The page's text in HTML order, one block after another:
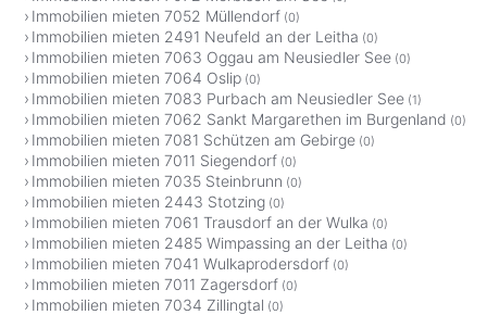
Immobilien mieten 7052 Müllendorf (0)
Immobilien mieten 2491 Neufeld an der Leitha (0)
Immobilien mieten 7063 Oggau am Neusiedler See (0)
Immobilien mieten 7064 Oslip (0)
Immobilien mieten 7083 Purbach am Neusiedler See (1)
Immobilien mieten 7062 Sankt Margarethen im Burgenland (0)
Immobilien mieten 7081 Schützen am Gebirge (0)
Immobilien mieten 7011 Siegendorf (0)
Immobilien mieten 7035 Steinbrunn (0)
Immobilien mieten 2443 Stotzing (0)
Immobilien mieten 7061 Trausdorf an der Wulka (0)
Immobilien mieten 2485 Wimpassing an der Leitha (0)
Immobilien mieten 7041 Wulkaprodersdorf (0)
Immobilien mieten 7011 Zagersdorf (0)
Immobilien mieten 7034 Zillingtal (0)